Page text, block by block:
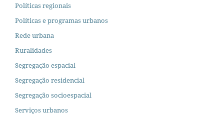
Políticas regionais
Políticas e programas urbanos
Rede urbana
Ruralidades
Segregação espacial
Segregação residencial
Segregação socioespacial
Serviços urbanos